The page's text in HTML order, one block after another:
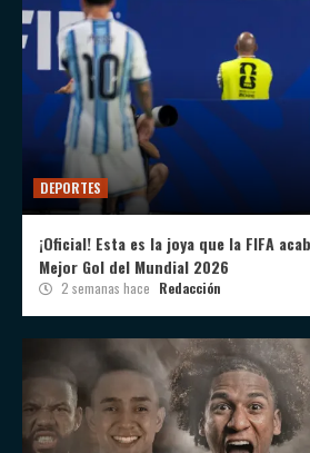
DEPORTES
¡Oficial! Esta es la joya que la FIFA
Mejor Gol del Mundial 2026
2 semanas hace Redacción